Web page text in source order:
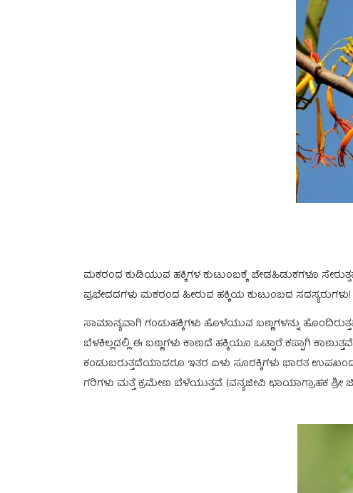
ಮಕರಂದ ಕುಡಿಯುವ ಹಕ್ಕಿಗಳ ಕುಟುಂಬಕ್ಕೆ ಜೇಡಹಿಡುಕಗಳೂ
ಪ್ರಭೇದದಗಳು ಮಕರಂದ ಹೀರುವ ಹಕ್ಕಿಯ ಕುಟುಂಬದ ಸದಸ್ಯರುಗಳು!
ಸಾಮಾನ್ಯವಾಗಿ ಗಂಡುಹಕ್ಕಿಗಳು ಹೊಳೆಯುವ ಬಣ್ಣಗಳನ್ನು
ಬೆಳಕಿಲ್ಲದಲ್ಲಿ ಈ ಬಣ‍್ಣಗಳು ಕಾಣದೆ ಹಕ್ಕಿಯೂ ಒಟ್ಟಾರೆ ಕಪ್ಪಾಗಿ
ಕಂಡುಬರುತ್ತದೆಯಾದರೂ ಇತರ ಏಳು ಸೂರಕ್ಕಿಗಳು ಭಾರತ
ಗರಿಗಳು ಮತ್ತೆ ಕ್ರಮೇಣ ಬೆಳೆಯುತ್ತವೆ. (ವನ್ಯಜೀವಿ ಛಾಯಾಗ್ರಾಹಕ